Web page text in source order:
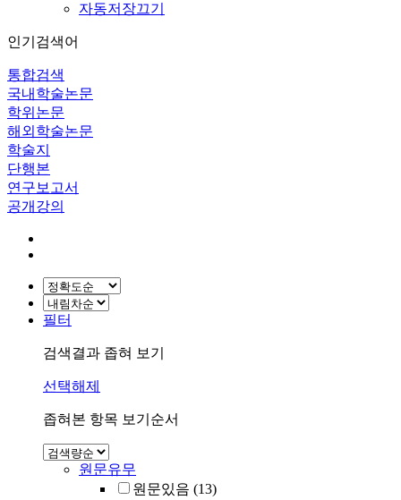
자동저장끄기
인기검색어
통합검색
국내학술논문
학위논문
해외학술논문
학술지
단행본
연구보고서
공개강의
필터
검색결과 좁혀 보기
선택해제
좁혀본 항목 보기순서
원문유무
원문있음 (13)